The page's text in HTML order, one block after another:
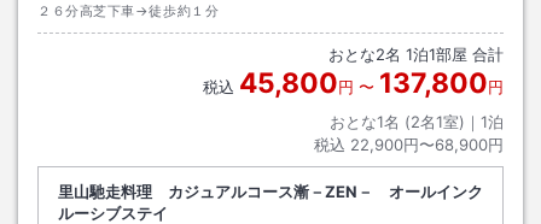
２６分高芝下車→徒歩約１分
おとな2名 1泊1部屋 合計
税込 45,800円 〜 137,800円
おとな1名 (2名1室)｜ 1泊
税込 22,900円〜68,900円
里山馳走料理 カジュアルコース漸－ZEN－ オールインク
ルーシブステイ